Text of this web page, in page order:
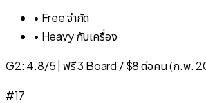
• Free จำกัด
• Heavy กับเครื่อง
G2: 4.8/5| ฟรี 3 Board / $8 ต่อคน (ก.พ.
#17